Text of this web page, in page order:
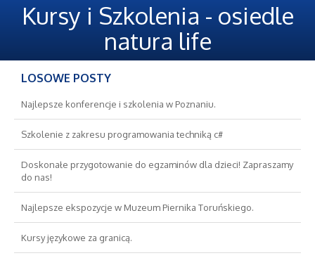
Oferty Pracy
Ekologia
Banki, Przelewy, Waluty, Kantory
Projektowanie
Kursy i Szkolenia - osiedle
natura life
LOSOWE POSTY
Najlepsze konferencje i szkolenia w Poznaniu.
Szkolenie z zakresu programowania techniką c#
Doskonałe przygotowanie do egzaminów dla dzieci! Zapraszamy
do nas!
Najlepsze ekspozycje w Muzeum Piernika Toruńskiego.
Kursy językowe za granicą.